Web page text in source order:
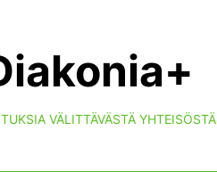
VÄLITTÄVÄSTÄ YHTEISÖSTÄ